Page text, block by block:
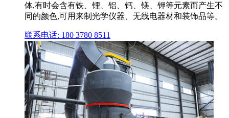
体,有时会含有铁、锂、铝、钙、镁、钾等元素而产生不
同的颜色,可用来制光学仪器、无线电器材和装饰品等。
联系电话: 180 3780 8511